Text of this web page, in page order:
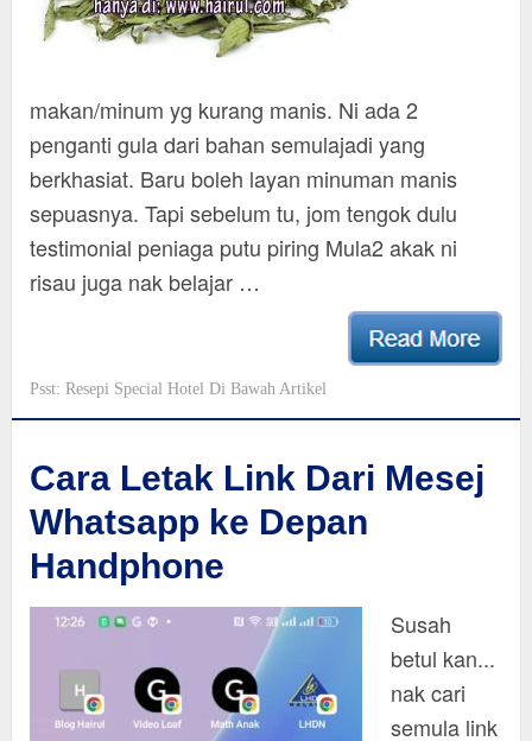
makan/minum yg kurang manis. Ni ada 2
penganti gula dari bahan semulajadi yang
berkhasiat. Baru boleh layan minuman manis
sepuasnya. Tapi sebelum tu, jom tengok dulu
testimonial peniaga putu piring Mula2 akak ni
risau juga nak belajar …
Psst: Resepi Special Hotel Di Bawah Artikel
Cara Letak Link Dari Mesej
Whatsapp ke Depan
Handphone
Susah
betul kan...
nak cari
semula link